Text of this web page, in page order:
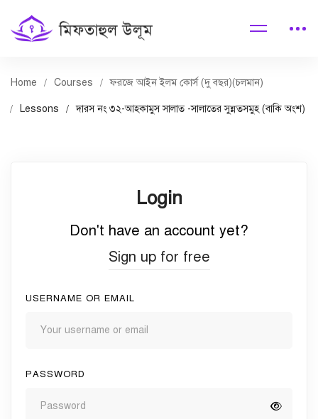
Home Courses ফরজে আইন ইলম কোর্স (দু বছর)(চলমান)
Lessons দারস নং ৩২-আহকামুস সালাত -সালাতের সুন্নতসমুহ (বাকি অংশ)
Login
Don't have an account yet?
Sign up for free
USERNAME OR EMAIL
PASSWORD